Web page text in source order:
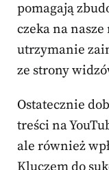
pomagają
czeka na
utrzymanie
ze strony
Ostatecznie
treści na
ale również